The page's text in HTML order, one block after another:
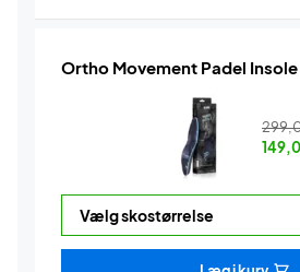
Ortho Movement Padel Insole